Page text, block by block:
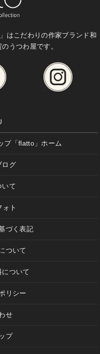
はこだわりの作家ブランド和
うつわ屋です。
プ「flatto」ホーム
ログ
いて
ォト
づく表記
ついて
ついて
リシー
せ
プ